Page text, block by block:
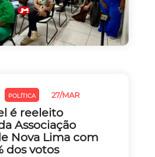
POLÍTICA 27/MAR
é reeleito
Associação
Nova Lima com
dos votos